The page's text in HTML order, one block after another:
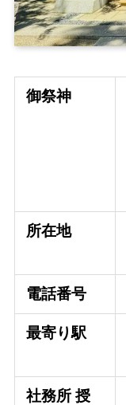
御祭神
所在地
電話番号
最寄り駅
社務所 授